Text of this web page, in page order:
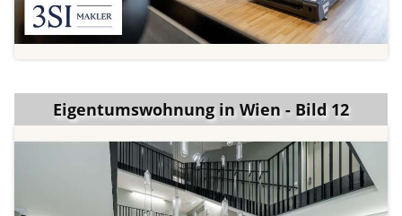
Eigentumswohnung in Wien - Bild 12